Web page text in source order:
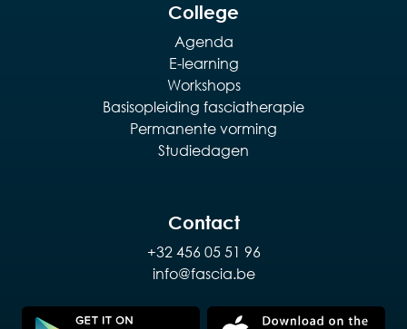
College
Agenda
E-learning
Workshops
Basisopleiding fasciatherapie
Permanente vorming
Studiedagen
Contact
+32 456 05 51 96
info@fascia.be